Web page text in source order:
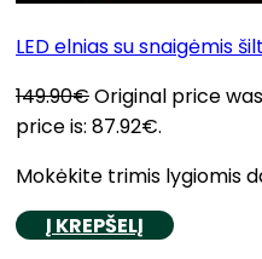
LED elnias su snaigėmis
149.90€Original price
price is: 87.92€.
Mokėkite trimis lygiomis
Į KREPŠELĮ